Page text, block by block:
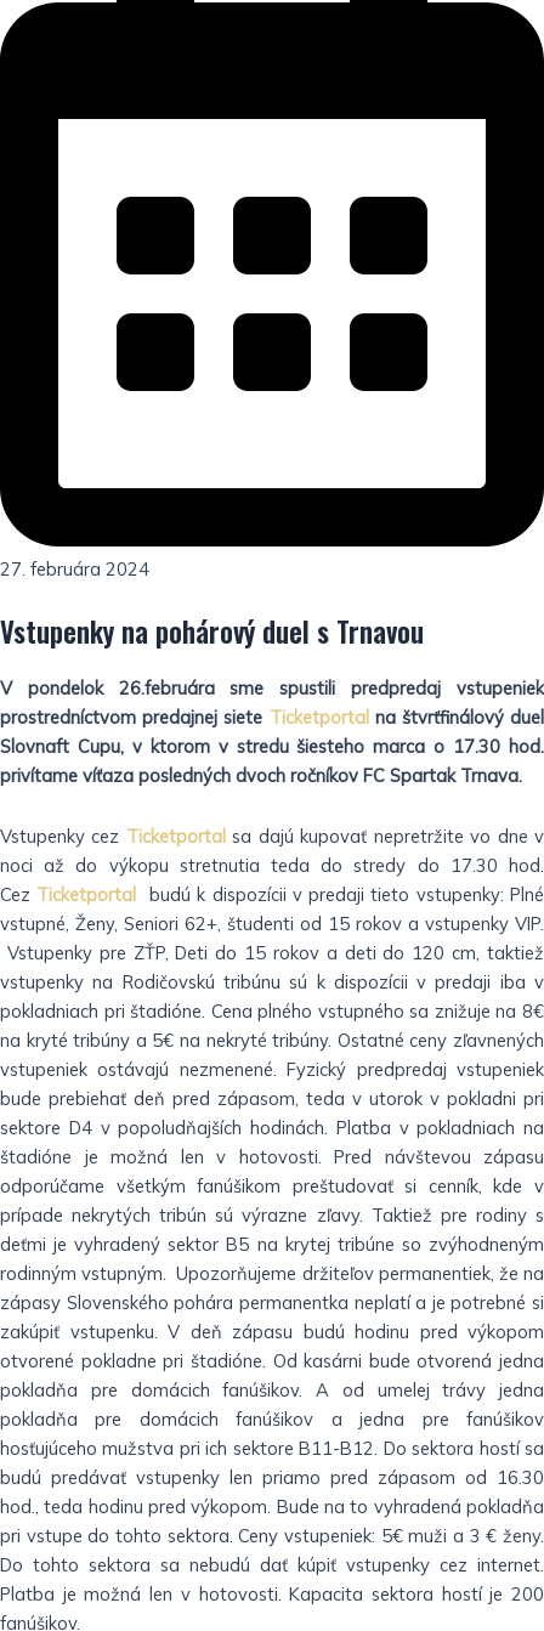
27. februára 2024
Vstupenky na pohárový duel s Trnavou
V pondelok 26.februára sme spustili predpredaj vstupeniek
prostredníctvom predajnej siete Ticketportal na štvrťfinálový duel
Slovnaft Cupu, v ktorom v stredu šiesteho marca o 17.30 hod.
privítame víťaza posledných dvoch ročníkov FC Spartak Trnava.
Vstupenky cez Ticketportalsa dajú kupovať nepretržite vo dne v
noci až do výkopu stretnutia teda do stredy do 17.30 hod.
Cez Ticketportal budú k dispozícii v predaji tieto vstupenky: Plné
vstupné, Ženy, Seniori 62+, študenti od 15 rokov a vstupenky VIP.
Vstupenky pre ZŤP, Deti do 15 rokov a deti do 120 cm, taktiež
vstupenky na Rodičovskú tribúnu sú k dispozícii v predaji iba v
pokladniach pri štadióne. Cena plného vstupného sa znižuje na 8€
na kryté tribúny a 5€ na nekryté tribúny. Ostatné ceny zľavnených
vstupeniek ostávajú nezmenené. Fyzický predpredaj vstupeniek
bude prebiehať deň pred zápasom, teda v utorok v pokladni pri
sektore D4 v popoludňajších hodinách. Platba v pokladniach na
štadióne je možná len v hotovosti. Pred návštevou zápasu
odporúčame všetkým fanúšikom preštudovať si cenník, kde v
prípade nekrytých tribún sú výrazne zľavy. Taktiež pre rodiny s
deťmi je vyhradený sektor B5 na krytej tribúne so zvýhodneným
rodinným vstupným. Upozorňujeme držiteľov permanentiek, že na
zápasy Slovenského pohára permanentka neplatí a je potrebné si
zakúpiť vstupenku. V deň zápasu budú hodinu pred výkopom
otvorené pokladne pri štadióne. Od kasárni bude otvorená jedna
pokladňa pre domácich fanúšikov. A od umelej trávy jedna
pokladňa pre domácich fanúšikov a jedna pre fanúšikov
hosťujúceho mužstva pri ich sektore B11-B12. Do sektora hostí sa
budú predávať vstupenky len priamo pred zápasom od 16.30
hod., teda hodinu pred výkopom. Bude na to vyhradená pokladňa
pri vstupe do tohto sektora. Ceny vstupeniek: 5€ muži a 3 € ženy.
Do tohto sektora sa nebudú dať kúpiť vstupenky cez internet.
Platba je možná len v hotovosti. Kapacita sektora hostí je 200
fanúšikov.